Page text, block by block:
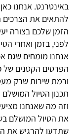
באינטרנט. אנחנו
להתאים את הצרכים
הזמן שלכם בצורה
לפני, בזמן ואחרי
אנחנו מומחים שגם
הפרטים הקטנים של
ורמת שירות שרק
תכנון הטיול המושלם
וזה מה שאנחנו
את הטיול המושלם
שתדעו להרגיש את